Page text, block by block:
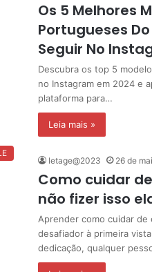
Os 5 Melhores
Portugueses
Seguir No
Descubra os top 5
no Instagram em 2024 e
plataforma para…
Leia mais »
letage@2023 26 de
Como cuidar
não fizer isso
Aprender como cuidar
desafiador à primeira
dedicação, qualquer